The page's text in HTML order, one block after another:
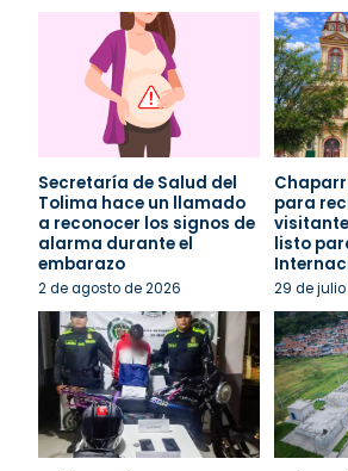
Secretaría de Salud del
Tolima hace un llamado
a reconocer los signos de
alarma durante el
embarazo
2 de agosto de 2026
para
listo
29 de